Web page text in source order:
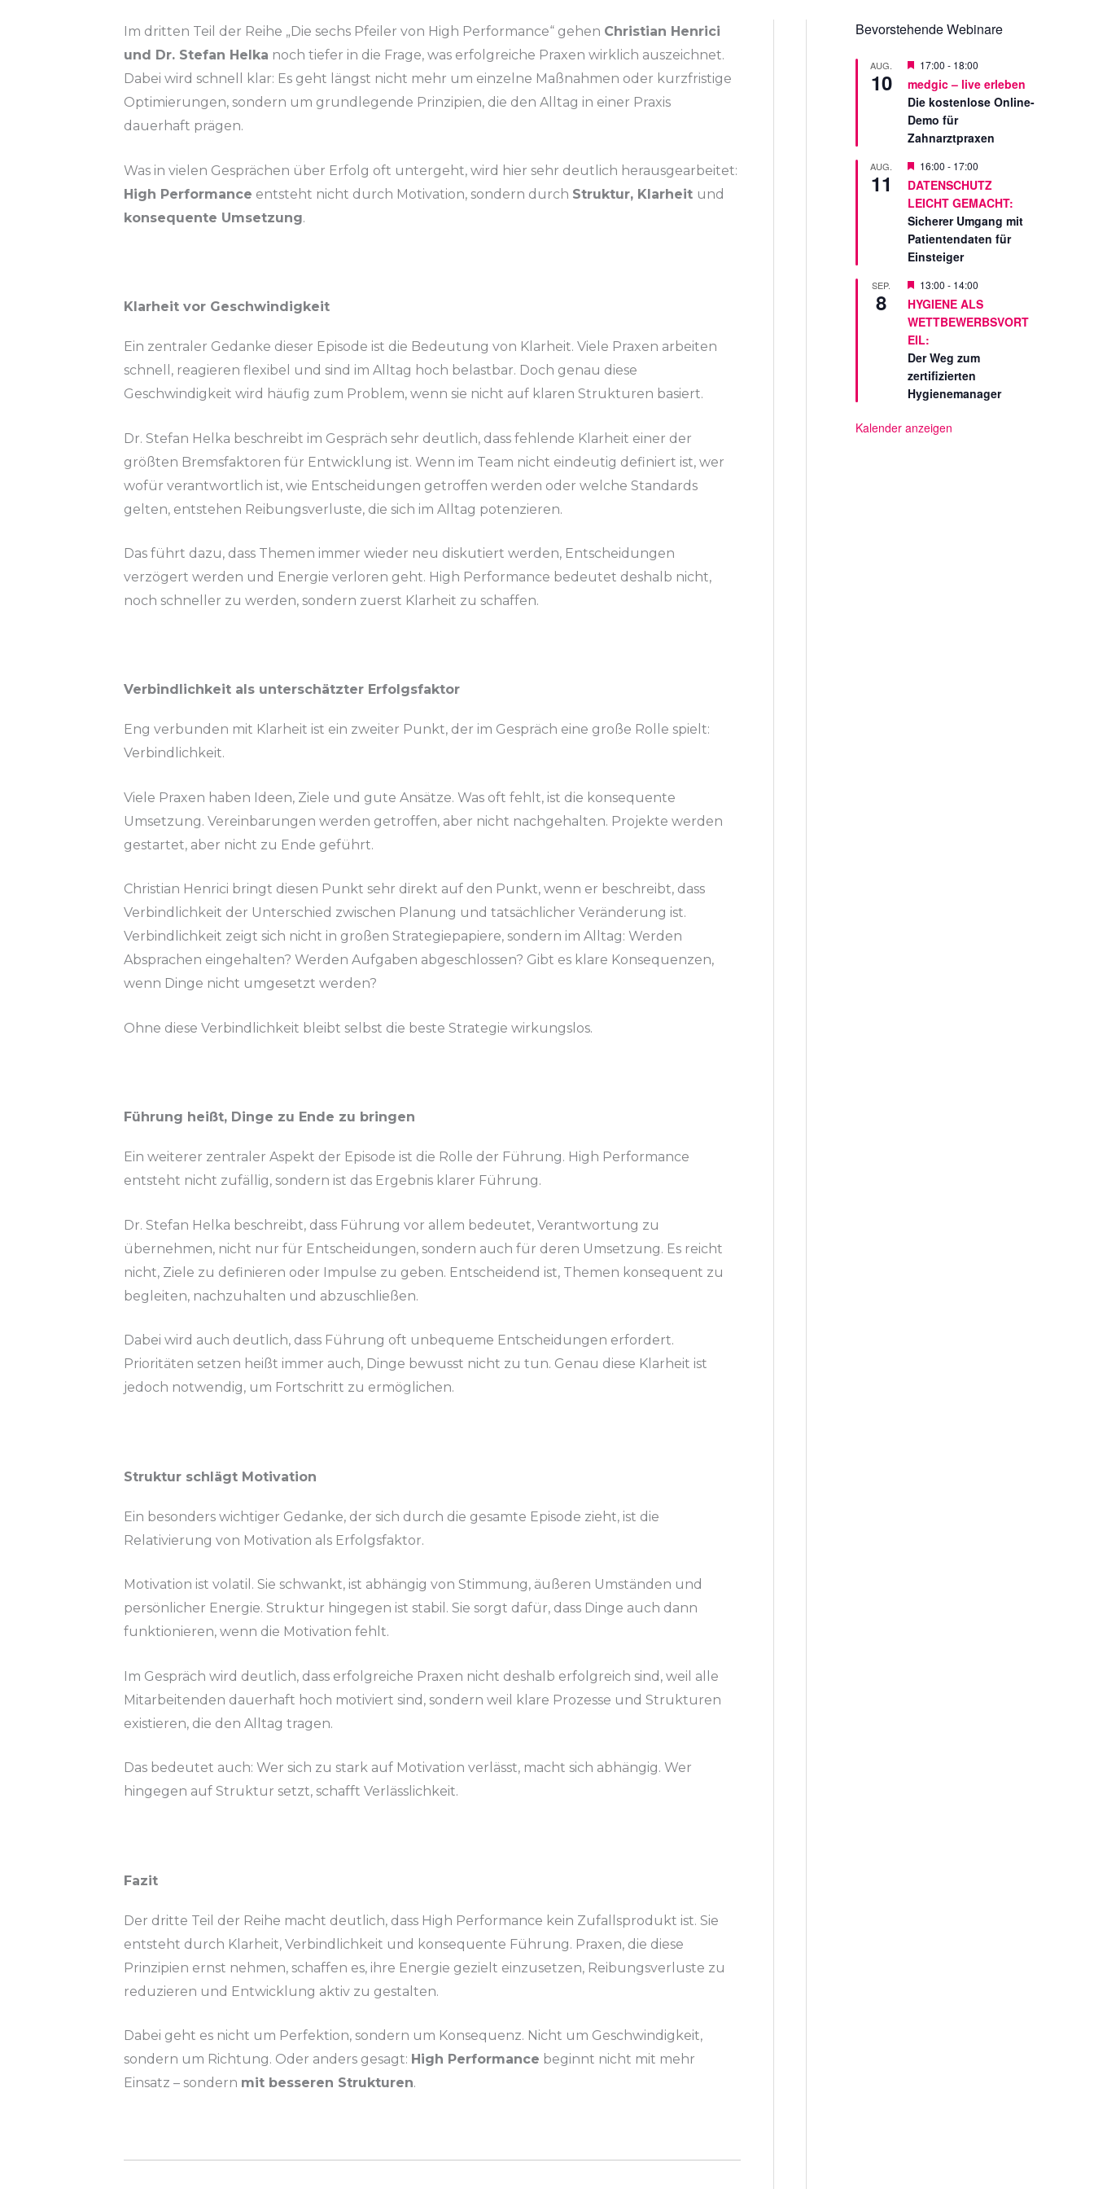
Im dritten Teil der Reihe „Die sechs Pfeiler von High Performance“ gehen Christian Henrici
und Dr. Stefan Helka noch tiefer in die Frage, was erfolgreiche Praxen wirklich auszeichnet.
Dabei wird schnell klar: Es geht längst nicht mehr um einzelne Maßnahmen oder kurzfristige
Optimierungen, sondern um grundlegende Prinzipien, die den Alltag in einer Praxis
dauerhaft prägen.
Was in vielen Gesprächen über Erfolg oft untergeht, wird hier sehr deutlich herausgearbeitet:
High Performance entsteht nicht durch Motivation, sondern durch Struktur, Klarheit und
konsequente Umsetzung.
Klarheit vor Geschwindigkeit
Ein zentraler Gedanke dieser Episode ist die Bedeutung von Klarheit. Viele Praxen arbeiten
schnell, reagieren flexibel und sind im Alltag hoch belastbar. Doch genau diese
Geschwindigkeit wird häufig zum Problem, wenn sie nicht auf klaren Strukturen basiert.
Dr. Stefan Helka beschreibt im Gespräch sehr deutlich, dass fehlende Klarheit einer der
größten Bremsfaktoren für Entwicklung ist. Wenn im Team nicht eindeutig definiert ist, wer
wofür verantwortlich ist, wie Entscheidungen getroffen werden oder welche Standards
gelten, entstehen Reibungsverluste, die sich im Alltag potenzieren.
Das führt dazu, dass Themen immer wieder neu diskutiert werden, Entscheidungen
verzögert werden und Energie verloren geht. High Performance bedeutet deshalb nicht,
noch schneller zu werden, sondern zuerst Klarheit zu schaffen.
Verbindlichkeit als unterschätzter Erfolgsfaktor
Eng verbunden mit Klarheit ist ein zweiter Punkt, der im Gespräch eine große Rolle spielt:
Verbindlichkeit.
Viele Praxen haben Ideen, Ziele und gute Ansätze. Was oft fehlt, ist die konsequente
Umsetzung. Vereinbarungen werden getroffen, aber nicht nachgehalten. Projekte werden
gestartet, aber nicht zu Ende geführt.
Christian Henrici bringt diesen Punkt sehr direkt auf den Punkt, wenn er beschreibt, dass
Verbindlichkeit der Unterschied zwischen Planung und tatsächlicher Veränderung ist.
Verbindlichkeit zeigt sich nicht in großen Strategiepapiere, sondern im Alltag: Werden
Absprachen eingehalten? Werden Aufgaben abgeschlossen? Gibt es klare Konsequenzen,
wenn Dinge nicht umgesetzt werden?
Ohne diese Verbindlichkeit bleibt selbst die beste Strategie wirkungslos.
Führung heißt, Dinge zu Ende zu bringen
Ein weiterer zentraler Aspekt der Episode ist die Rolle der Führung. High Performance
entsteht nicht zufällig, sondern ist das Ergebnis klarer Führung.
Dr. Stefan Helka beschreibt, dass Führung vor allem bedeutet, Verantwortung zu
übernehmen, nicht nur für Entscheidungen, sondern auch für deren Umsetzung. Es reicht
nicht, Ziele zu definieren oder Impulse zu geben. Entscheidend ist, Themen konsequent zu
begleiten, nachzuhalten und abzuschließen.
Dabei wird auch deutlich, dass Führung oft unbequeme Entscheidungen erfordert.
Prioritäten setzen heißt immer auch, Dinge bewusst nicht zu tun. Genau diese Klarheit ist
jedoch notwendig, um Fortschritt zu ermöglichen.
Struktur schlägt Motivation
Ein besonders wichtiger Gedanke, der sich durch die gesamte Episode zieht, ist die
Relativierung von Motivation als Erfolgsfaktor.
Motivation ist volatil. Sie schwankt, ist abhängig von Stimmung, äußeren Umständen und
persönlicher Energie. Struktur hingegen ist stabil. Sie sorgt dafür, dass Dinge auch dann
funktionieren, wenn die Motivation fehlt.
Im Gespräch wird deutlich, dass erfolgreiche Praxen nicht deshalb erfolgreich sind, weil alle
Mitarbeitenden dauerhaft hoch motiviert sind, sondern weil klare Prozesse und Strukturen
existieren, die den Alltag tragen.
Das bedeutet auch: Wer sich zu stark auf Motivation verlässt, macht sich abhängig. Wer
hingegen auf Struktur setzt, schafft Verlässlichkeit.
Fazit
Der dritte Teil der Reihe macht deutlich, dass High Performance kein Zufallsprodukt ist. Sie
entsteht durch Klarheit, Verbindlichkeit und konsequente Führung. Praxen, die diese
Prinzipien ernst nehmen, schaffen es, ihre Energie gezielt einzusetzen, Reibungsverluste zu
reduzieren und Entwicklung aktiv zu gestalten.
Dabei geht es nicht um Perfektion, sondern um Konsequenz. Nicht um Geschwindigkeit,
sondern um Richtung. Oder anders gesagt: High Performance beginnt nicht mit mehr
Einsatz – sondern mit besseren Strukturen.
Bevorstehende Webinare
AUG.
10
V
r
g
e
s
t
l
l
17:00 - 18:00
medgic – live erleben
Die kostenlose Online-
Demo für
Zahnarztpraxen
AUG.
11
V
o
r
g
e
s
t
e
l
16:00 - 17:00
DATENSCHUTZ
LEICHT GEMACHT:
Sicherer Umgang mit
Patientendaten für
Einsteiger
SEP.
8
V
o
r
g
e
s
t
e
l
13:00 - 14:00
HYGIENE ALS
WETTBEWERBSVORT
EIL:
Der Weg zum
zertifizierten
Hygienemanager
Kalender anzeigen